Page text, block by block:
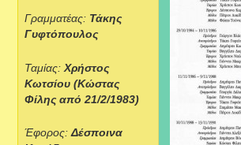
Γραμματέας: Τάκης
Γυφτόπουλος
Ταμίας:Χρήστος
Κωτσίου (Κώστας
Φίλης από 21/2/1983)
Έφορος:Δέσποινα